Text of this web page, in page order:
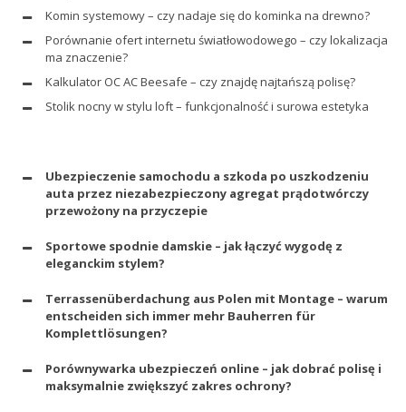
Komin systemowy – czy nadaje się do kominka na drewno?
Porównanie ofert internetu światłowodowego – czy lokalizacja
ma znaczenie?
Kalkulator OC AC Beesafe – czy znajdę najtańszą polisę?
Stolik nocny w stylu loft – funkcjonalność i surowa estetyka
Ubezpieczenie samochodu a szkoda po uszkodzeniu
auta przez niezabezpieczony agregat prądotwórczy
przewożony na przyczepie
Sportowe spodnie damskie – jak łączyć wygodę z
eleganckim stylem?
Terrassenüberdachung aus Polen mit Montage – warum
entscheiden sich immer mehr Bauherren für
Komplettlösungen?
Porównywarka ubezpieczeń online – jak dobrać polisę i
maksymalnie zwiększyć zakres ochrony?